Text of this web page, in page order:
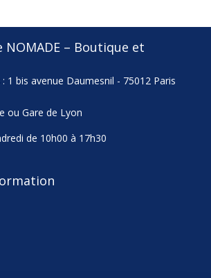
NOMADE – Boutique et
1 bis avenue Daumesnil - 75012 Paris
ou Gare de Lyon
de 10h00 à 17h30